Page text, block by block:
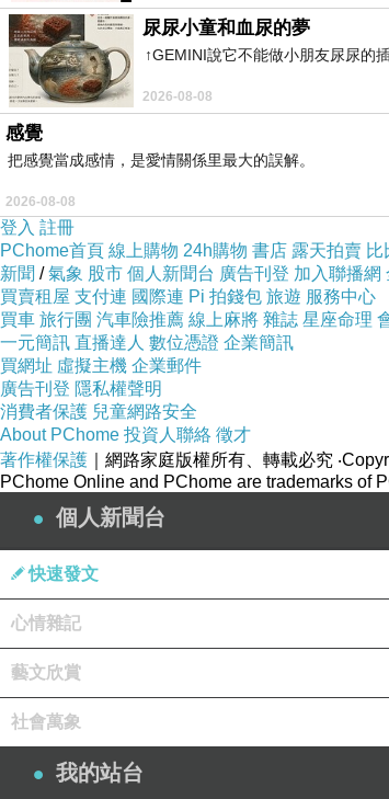
劫財人 的黑暗面
劫財 代表競爭、自主、膽識與行動力
不喜歡被安排，也不喜歡受人控制，更不喜歡被看
看朋友升遷了，想知道自己差在哪裡
看別人生意做大了，忍不住拿自己比較
即使表面祝福，內心仍會泛起一絲不服輸
你呀！很想證明自己不比任何人差
明明需要幫助，卻習慣自己扛
暗黑是，過度相信自己
別人的建議聽得進去不多，自己的判斷優先擺在前
尿尿小童和血尿的夢
↑GEMINI說它不能做小朋友尿尿的
2026-08-08
感覺
把感覺當成感情，是愛情關係里最大的誤解。
2026-08-08
登入 註冊
PChome首頁 線上購物 24h購物 書店 露天拍賣 比
新聞 /氣象 股市 個人新聞台 廣告刊登 加入聯播網
買賣租屋 支付連 國際連 Pi 拍錢包 旅遊 服務中心
買車 旅行團 汽車險推薦 線上麻將 雜誌 星座命理
一元簡訊 直播達人 數位憑證 企業簡訊
買網址 虛擬主機 企業郵件
廣告刊登 隱私權聲明
消費者保護 兒童網路安全
About PChome 投資人聯絡 徵才
著作權保護 ｜網路家庭版權所有、轉載必究
PChome Online and PChome are trademarks of
個人新聞台
快速發文
心情雜記
藝文欣賞
社會萬象
我的站台